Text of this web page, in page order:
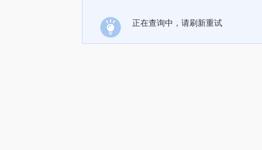
正在查询中，请刷新重试